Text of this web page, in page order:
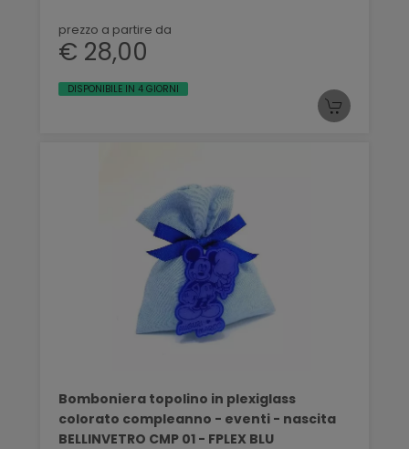
prezzo a partire da
€ 28,00
DISPONIBILE IN 4 GIORNI
Bomboniera topolino in plexiglass
colorato compleanno - eventi - nascita
BELLINVETRO CMP 01 - FPLEX BLU